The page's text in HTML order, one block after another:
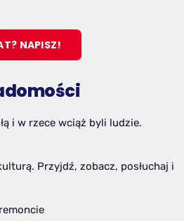
NAPISZ!
i w rzece wciąż byli ludzie.
Przyjdź, zobacz, posłuchaj i